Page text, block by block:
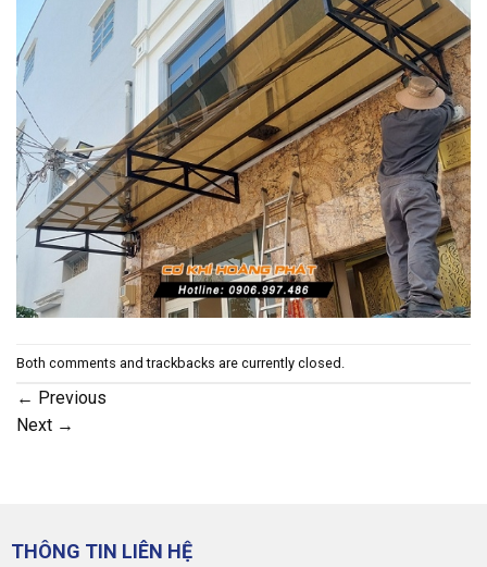
Both comments and trackbacks are currently closed.
← Previous
Next →
THÔNG TIN LIÊN HỆ